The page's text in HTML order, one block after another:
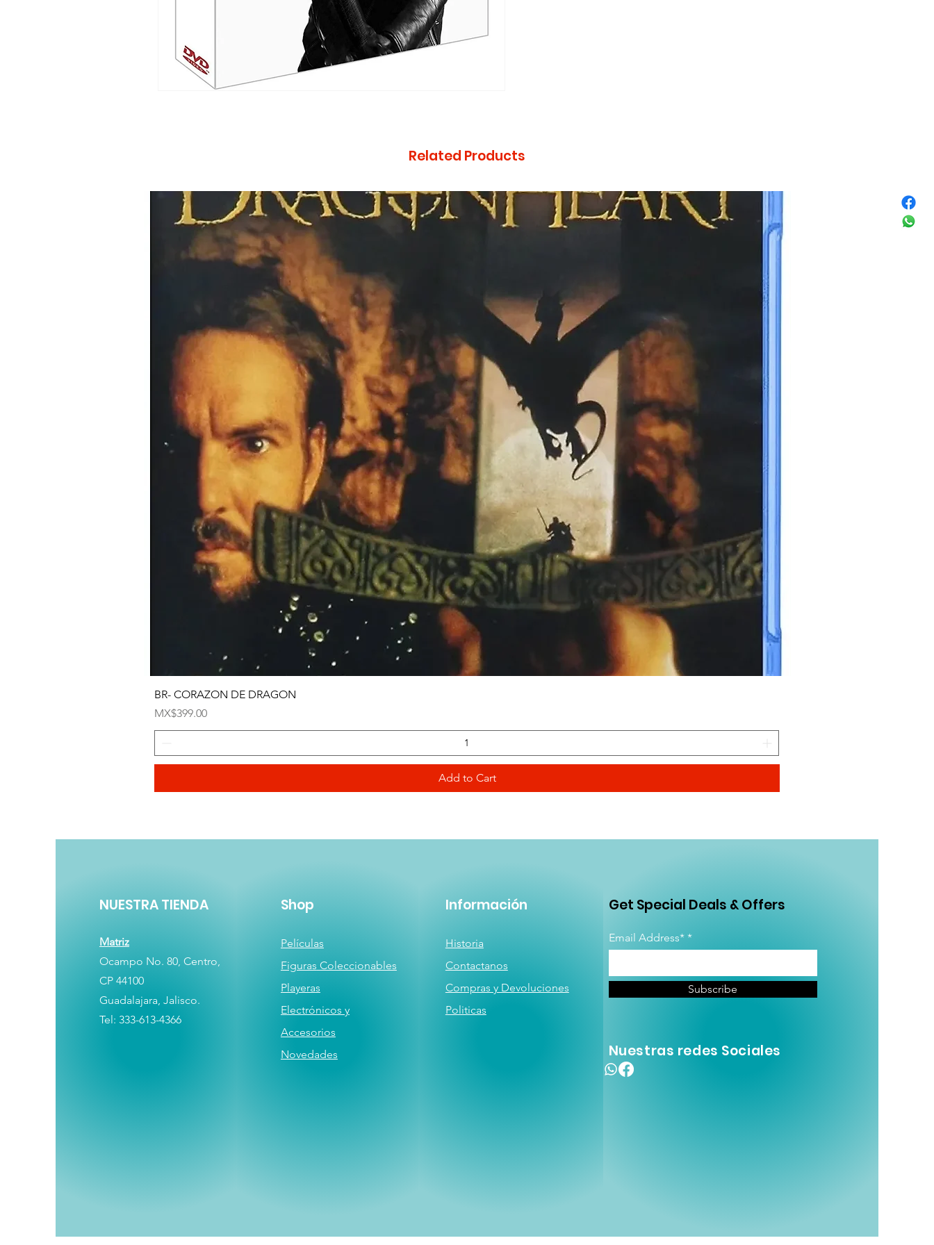
Related Products
BR- CORAZON DE DRAGON
Price
MX$399.00
Add to Cart
NUESTRA TIENDA
Matriz
Ocampo No. 80, Centro,
CP 44100
Guadalajara, Jalisco.
Tel: 333-613-4366
Shop
Películas
Figuras Coleccionables
Playeras
Electrónicos y
Accesorios
Novedades
Información
Historia
Contactanos
Compras y Devoluciones
Politicas
Get Special Deals & Offers
Email Address*
Subscribe
Nuestras redes Sociales